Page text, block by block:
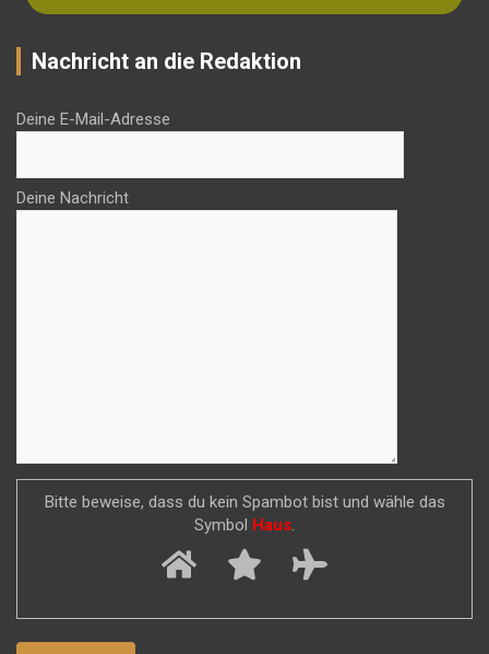
Nachricht an die Redaktion
Deine E-Mail-Adresse
Deine Nachricht
Bitte beweise, dass du kein Spambot bist und wähle das
Symbol Haus.